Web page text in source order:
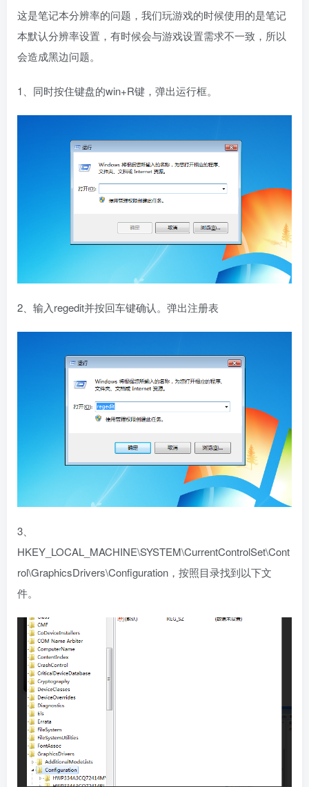
这是笔记本分辨率的问题，我们玩游戏的时候使用的是笔记
本默认分辨率设置，有时候会与游戏设置需求不一致，所以
会造成黑边问题。
1、同时按住键盘的win+R键，弹出运行框。
2、输入regedit并按回车键确认。弹出注册表
3、
HKEY_LOCAL_MACHINE\SYSTEM\CurrentControlSet\Cont
rol\GraphicsDrivers\Configuration，按照目录找到以下文
件。